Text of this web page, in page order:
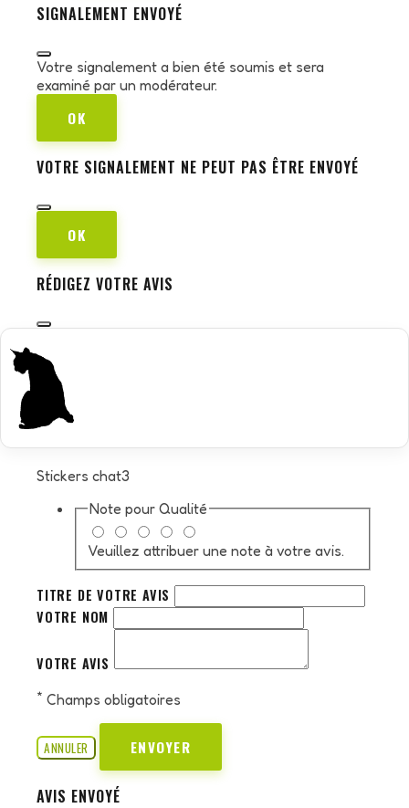
SIGNALEMENT ENVOYÉ
Votre signalement a bien été soumis et sera
examiné par un modérateur.
OK
VOTRE SIGNALEMENT NE PEUT PAS ÊTRE ENVOYÉ
OK
RÉDIGEZ VOTRE AVIS
Stickers chat3
Note pour Qualité
Veuillez attribuer une note à votre avis.
TITRE DE VOTRE AVIS
VOTRE NOM
VOTRE AVIS
* Champs obligatoires
ANNULER ENVOYER
AVIS ENVOYÉ